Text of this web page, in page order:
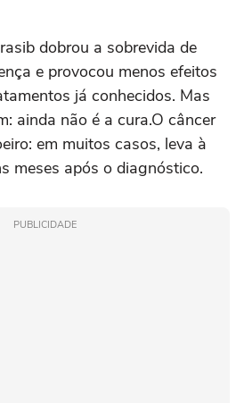
dobrou a sobrevida de
e provocou menos efeitos
já conhecidos. Mas
ainda não é a cura.O câncer
em muitos casos, leva à
meses após o diagnóstico.
PUBLICIDADE